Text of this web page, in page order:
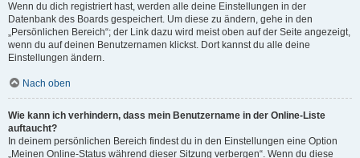
Wenn du dich registriert hast, werden alle deine Einstellungen in der
Datenbank des Boards gespeichert. Um diese zu ändern, gehe in den
„Persönlichen Bereich“; der Link dazu wird meist oben auf der Seite angezeigt,
wenn du auf deinen Benutzernamen klickst. Dort kannst du alle deine
Einstellungen ändern.
Nach oben
Wie kann ich verhindern, dass mein Benutzername in der Online-Liste
auftaucht?
In deinem persönlichen Bereich findest du in den Einstellungen eine Option
„Meinen Online-Status während dieser Sitzung verbergen“. Wenn du diese